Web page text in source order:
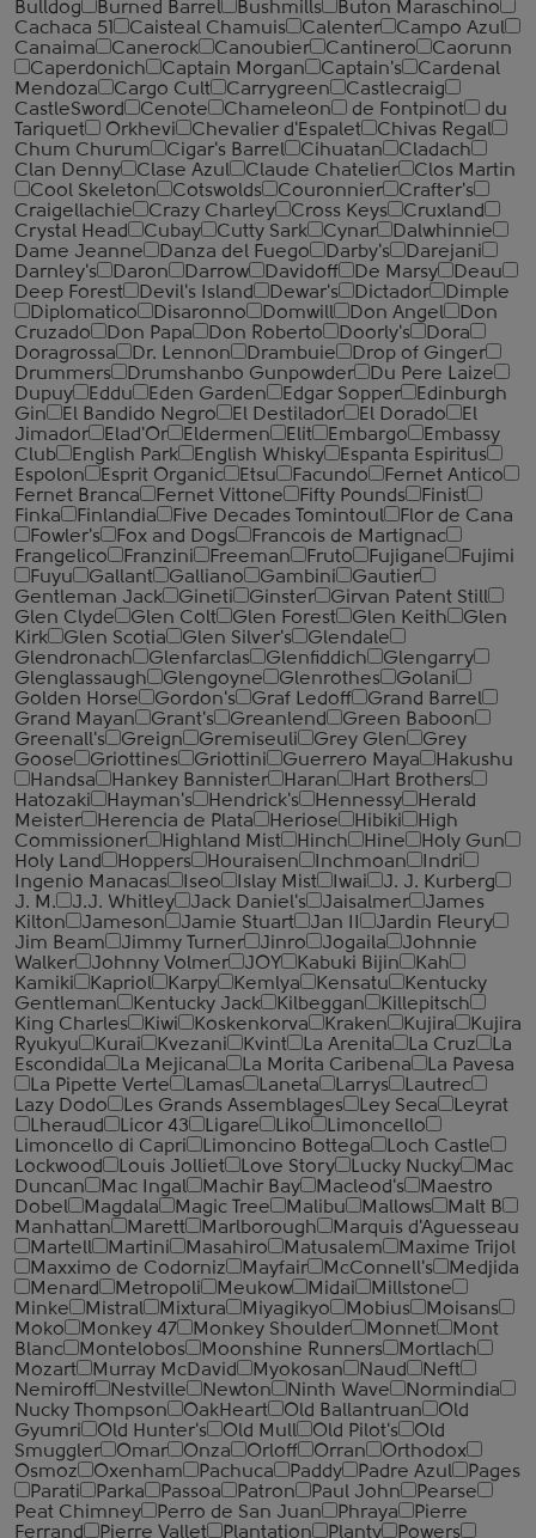
Bulldog Burned Barrel Bushmills
Buton Maraschino
Cachaca 51
Caisteal Chamuis Calenter
Campo Azul
Canaima
Canerock Canoubier Cantinero
Caorunn
Caperdonich
Captain Morgan Captain's
Cardenal
Mendoza
Cargo Cult Carrygreen
Castlecraig
CastleSword
Cenote Chameleon de Fontpinot
du
Tariquet
Orkhevi Chevalier d'Espalet
Chivas Regal
Chum Churum
Cigar's Barrel Cihuatan
Cladach
Clan Denny
Clase Azul Claude Chatelier
Clos Martin
Cool Skeleton
Cotswolds Couronnier
Crafter's
Craigellachie
Crazy Charley Cross Keys
Cruxland
Crystal Head
Cubay Cutty Sark Cynar
Dalwhinnie
Dame Jeanne
Danza del Fuego Darby's
Darejani
Darnley's
Daron Darrow Davidoff De Marsy
Deau
Deep Forest
Devil's Island Dewar's Dictador
Dimple
Diplomatico
Disaronno Domwill Don Angel
Don
Cruzado
Don Papa Don Roberto Doorly's
Dora
Doragrossa
Dr. Lennon Drambuie
Drop of Ginger
Drummers
Drumshanbo Gunpowder
Du Pere Laize
Dupuy
Eddu Eden Garden Edgar Sopper
Edinburgh
Gin
El Bandido Negro El Destilador El Dorado
El
Jimador
Elad'Or Eldermen Elit Embargo
Embassy
Club
English Park English Whisky
Espanta Espiritus
Espolon
Esprit Organic Etsu Facundo
Fernet Antico
Fernet Branca
Fernet Vittone Fifty Pounds
Finist
Finka
Finlandia Five Decades Tomintoul
Flor de Cana
Fowler's
Fox and Dogs
Francois de Martignac
Frangelico
Franzini Freeman Fruto Fujigane
Fujimi
Fuyu
Gallant Galliano Gambini
Gautier
Gentleman Jack
Gineti Ginster
Girvan Patent Still
Glen Clyde
Glen Colt Glen Forest Glen Keith
Glen
Kirk
Glen Scotia Glen Silver's
Glendale
Glendronach
Glenfarclas Glenfiddich
Glengarry
Glenglassaugh
Glengoyne Glenrothes
Golani
Golden Horse
Gordon's Graf Ledoff
Grand Barrel
Grand Mayan
Grant's Greanlend
Green Baboon
Greenall's
Greign Gremiseuli Grey Glen
Grey
Goose
Griottines Griottini Guerrero Maya
Hakushu
Handsa
Hankey Bannister Haran
Hart Brothers
Hatozaki
Hayman's Hendrick's Hennessy
Herald
Meister
Herencia de Plata Heriose Hibiki
High
Commissioner
Highland Mist Hinch Hine
Holy Gun
Holy Land
Hoppers Houraisen Inchmoan
Indri
Ingenio Manacas
Iseo Islay Mist Iwai
J. J. Kurberg
J. M.
J.J. Whitley Jack Daniel's Jaisalmer
James
Kilton
Jameson Jamie Stuart Jan II
Jardin Fleury
Jim Beam
Jimmy Turner Jinro Jogaila
Johnnie
Walker
Johnny Volmer JOY Kabuki Bijin
Kah
Kamiki
Kapriol Karpy Kemlya Kensatu
Kentucky
Gentleman
Kentucky Jack Kilbeggan
Killepitsch
King Charles
Kiwi Koskenkorva Kraken Kujira
Kujira
Ryukyu
Kurai Kvezani Kvint La Arenita La Cruz
La
Escondida
La Mejicana La Morita Caribena
La Pavesa
La Pipette Verte
Lamas Laneta Larrys
Lautrec
Lazy Dodo
Les Grands Assemblages Ley Seca
Leyrat
Lheraud
Licor 43 Ligare Liko
Limoncello
Limoncello di Capri
Limoncino Bottega
Loch Castle
Lockwood
Louis Jolliet Love Story Lucky Nucky
Mac
Duncan
Mac Ingal Machir Bay Macleod's
Maestro
Dobel
Magdala Magic Tree Malibu Mallows
Malt B
Manhattan
Marett Marlborough
Marquis d'Aguesseau
Martell
Martini Masahiro Matusalem
Maxime Trijol
Maxximo de Codorniz
Mayfair McConnell's
Medjida
Menard
Metropoli Meukow Midai
Millstone
Minke
Mistral Mixtura Miyagikyo Mobius
Moisans
Moko
Monkey 47 Monkey Shoulder Monnet
Mont
Blanc
Montelobos Moonshine Runners
Mortlach
Mozart
Murray McDavid Myokosan Naud
Neft
Nemiroff
Nestville Newton Ninth Wave
Normindia
Nucky Thompson
OakHeart Old Ballantruan
Old
Gyumri
Old Hunter's Old Mull Old Pilot's
Old
Smuggler
Omar Onza Orloff Orran
Orthodox
Osmoz
Oxenham Pachuca Paddy Padre Azul
Pages
Parati
Parka Passoa Patron Paul John
Pearse
Peat Chimney
Perro de San Juan Phraya
Pierre
Ferrand
Pierre Vallet Plantation Planty
Powers